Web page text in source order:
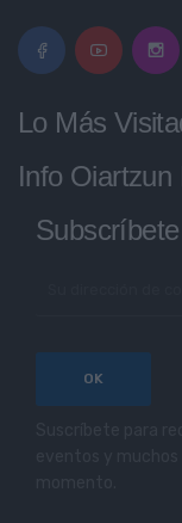
Lo Más
Info Oiartzun